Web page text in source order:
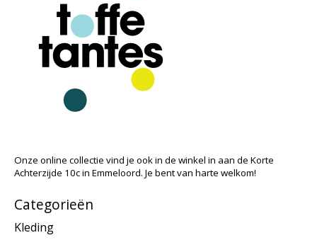
Onze online collectie vind je ook in de winkel in aan de Korte
Achterzijde 10c in Emmeloord. Je bent van harte welkom!
Categorieën
Kleding